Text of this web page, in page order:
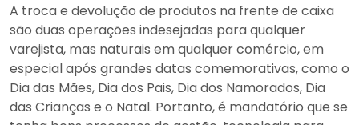
A troca e devolução de produtos na frente de caixa
são duas operações indesejadas para qualquer
varejista, mas naturais em qualquer comércio, em
especial após grandes datas comemorativas, como o
Dia das Mães, Dia dos Pais, Dia dos Namorados, Dia
das Crianças e o Natal. Portanto, é mandatório que se